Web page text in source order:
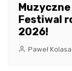
Festiwal
2026!
Paweł Kolasa